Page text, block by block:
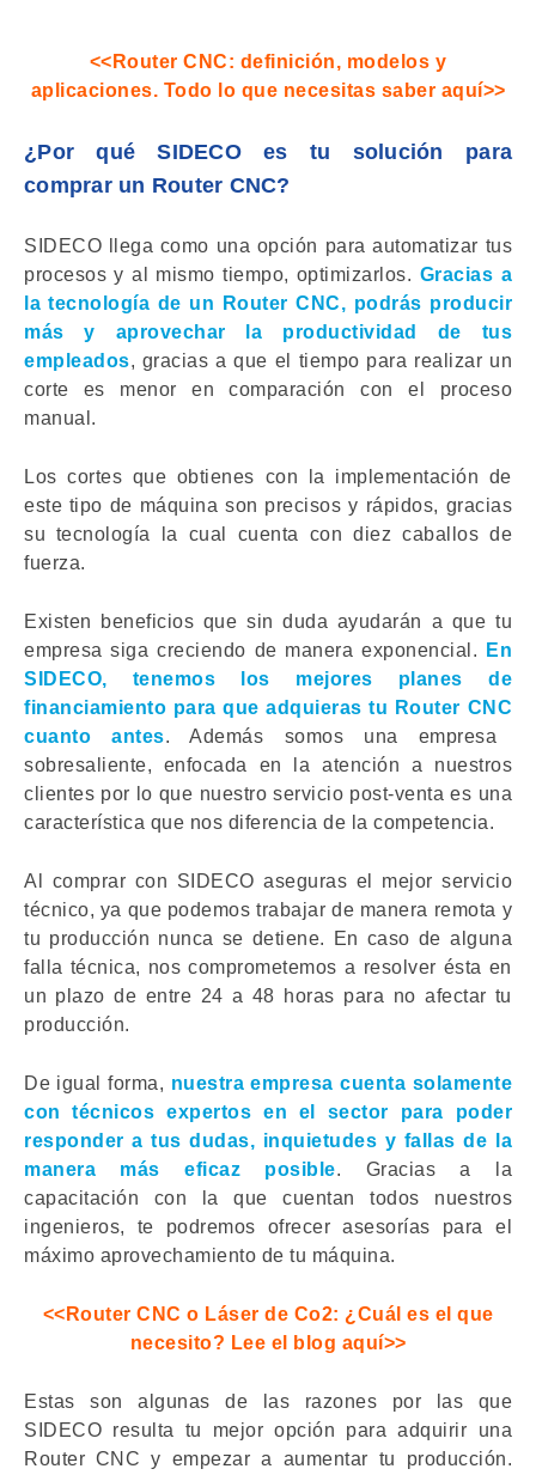
<<Router CNC: definición, modelos y
aplicaciones. Todo lo que necesitas saber aquí>>
¿Por qué SIDECO es tu solución para
comprar un Router CNC?
SIDECO llega como una opción para automatizar tus
procesos y al mismo tiempo, optimizarlos. Gracias a
la tecnología de un
Router CNC, podrás producir
más y aprovechar la productividad de tus
empleados, gracias a que el tiempo para realizar un
corte es menor en comparación con el proceso
manual.
Los cortes que obtienes con la implementación de
este tipo de máquina son precisos y rápidos, gracias
su tecnología la cual cuenta con diez caballos de
fuerza.
Existen beneficios que sin duda ayudarán a que tu
empresa siga creciendo de manera exponencial.
En
SIDECO, tenemos los mejores planes de
financiamiento para que adquieras tu Router CNC
cuanto antes. Además somos una empresa
sobresaliente, enfocada en la atención a nuestros
clientes por lo que nuestro servicio post-venta es una
característica que nos diferencia de la competencia.
Al comprar con SIDECO aseguras el mejor servicio
técnico, ya que podemos trabajar de manera remota y
tu producción nunca se detiene. En caso de alguna
falla técnica, nos comprometemos a resolver ésta en
un plazo de entre 24 a 48 horas para no afectar tu
producción.
De igual forma, nuestra empresa cuenta solamente
con técnicos expertos en el sector para poder
responder a tus dudas, inquietudes y fallas de la
manera más eficaz posible. Gracias a la
capacitación con la que cuentan todos nuestros
ingenieros, te podremos ofrecer asesorías para el
máximo aprovechamiento de tu máquina.
<<Router CNC o Láser de Co2: ¿Cuál es el que
necesito? Lee el blog aquí>>
Estas son algunas de las razones por las que
SIDECO resulta tu mejor opción para adquirir una
Router CNC y empezar a aumentar tu producción.